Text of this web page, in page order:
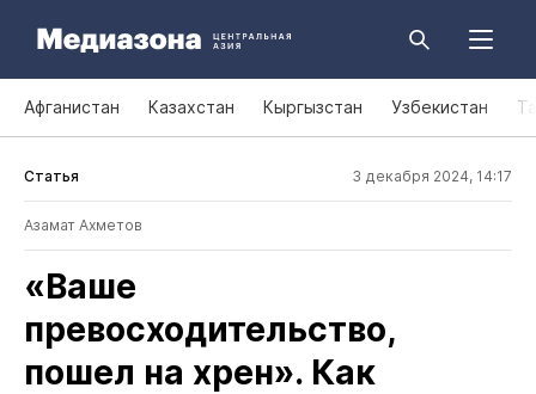
Афганистан Казахстан Кыргызстан Узбекистан
Статья 3 декабря 2024, 14:17
Азамат Ахметов
«Ваше
превосходительство,
пошел на хрен». Как